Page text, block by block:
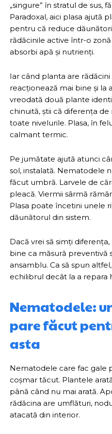
„singure” în stratul de sus,
Paradoxal, aici plasa ajută
pentru că reduce
rădăcinile active într-o
absorbi apă și nutrienți.
Iar când planta are
reacționează mai bine și la
vreodată două plante
chinuită, știi că diferența
toate nivelurile. Plasa, în
calmant termic.
Pe jumătate ajută atunci
sol, instalată. Nematodele
făcut umbră. Larvele de
pleacă. Viermii sârmă
Plasa poate încetini unele
dăunătorul din sistem.
Dacă vrei să simți
bine ca măsură preventivă
ansamblu. Ca să spun
echilibrul decât la a repara
Nematodele:
pare făcut
asta
Nematodele care fac gale
coșmar tăcut. Plantele
până când nu mai arată.
rădăcina are umflături,
atacată din interior.